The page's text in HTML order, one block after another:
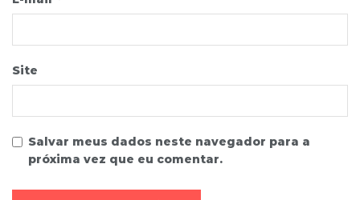
Site
Salvar meus dados neste navegador para a
próxima vez que eu comentar.